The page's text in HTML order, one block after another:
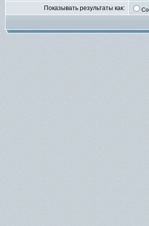
Показывать результаты как: